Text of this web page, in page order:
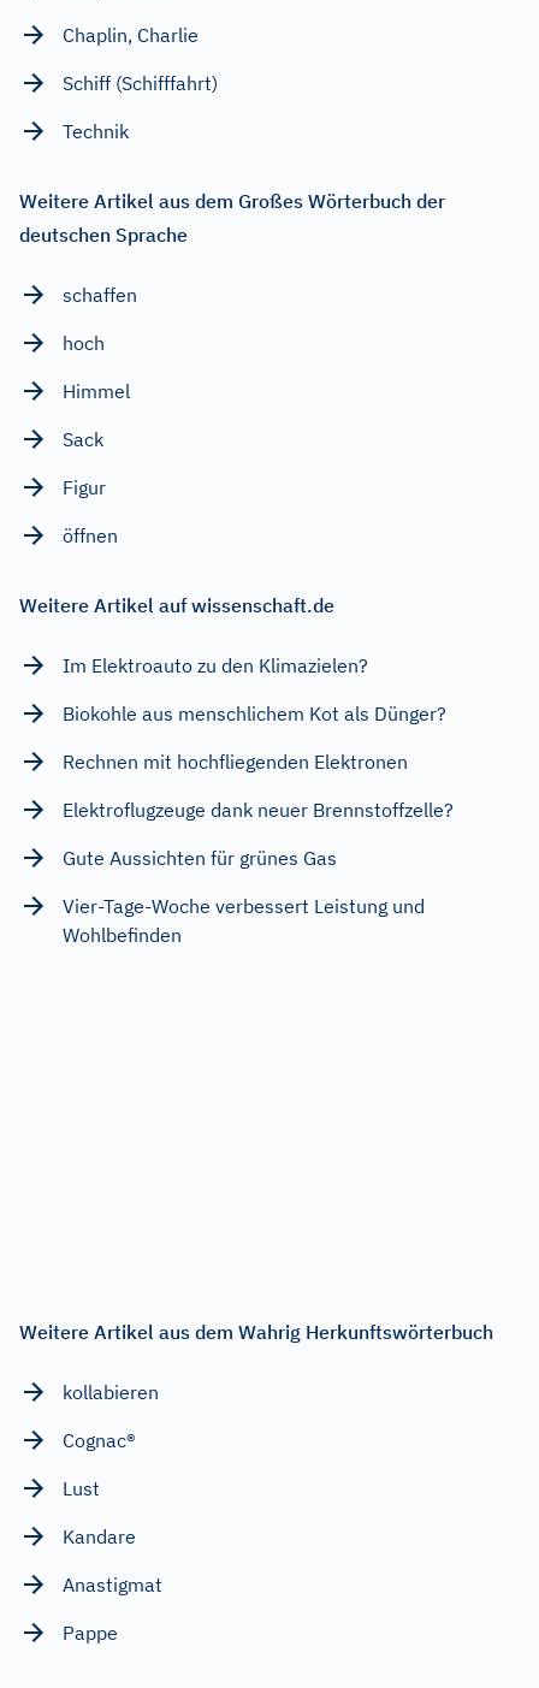
Chaplin, Charlie
Schiff (Schifffahrt)
Technik
Weitere Artikel aus dem Großes Wörterbuch der
deutschen Sprache
schaffen
hoch
Himmel
Sack
Figur
öffnen
Weitere Artikel auf wissenschaft.de
Im Elektroauto zu den Klimazielen?
Biokohle aus menschlichem Kot als Dünger?
Rechnen mit hochfliegenden Elektronen
Elektroflugzeuge dank neuer Brennstoffzelle?
Gute Aussichten für grünes Gas
Vier-Tage-Woche verbessert Leistung und
Wohlbefinden
Weitere Artikel aus dem Wahrig Herkunftswörterbuch
kollabieren
Cognac®
Lust
Kandare
Anastigmat
Pappe